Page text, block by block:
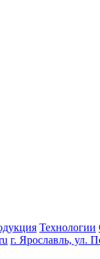
Технологии
г. Ярославль, ул.